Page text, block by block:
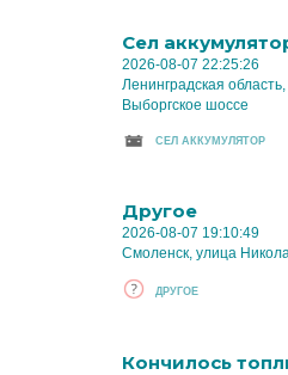
Cел
2026-08-07 22:25:26
Ленинградская
Выборгское шоссе
CЕЛ АККУМУЛЯТОР
Другое
2026-08-07 19:10:49
Смоленск, улица
ДРУГОЕ
Кончилось